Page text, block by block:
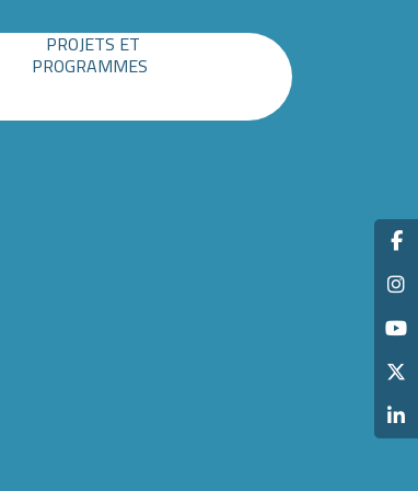
PROJETS ET
PROGRAMMES